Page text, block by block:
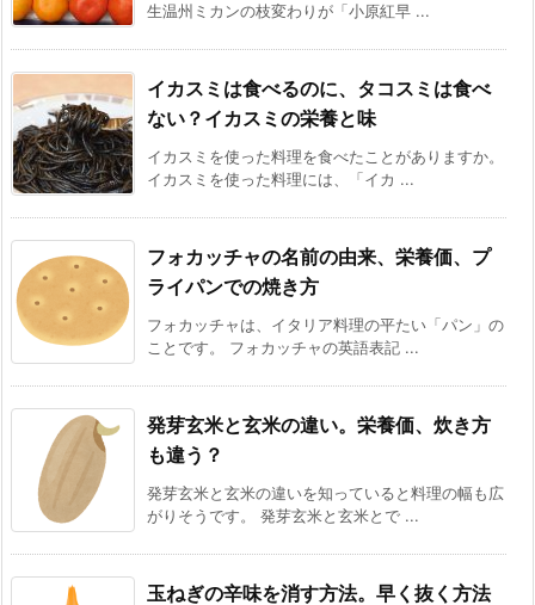
生温州ミカンの枝変わりが「小原紅早 ...
イカスミは食べるのに、タコスミは食べ
ない？イカスミの栄養と味
イカスミを使った料理を食べたことがありますか。
イカスミを使った料理には、「イカ ...
フォカッチャの名前の由来、栄養価、プ
ライパンでの焼き方
フォカッチャは、イタリア料理の平たい「パン」の
ことです。 フォカッチャの英語表記 ...
発芽玄米と玄米の違い。栄養価、炊き方
も違う？
発芽玄米と玄米の違いを知っていると料理の幅も広
がりそうです。 発芽玄米と玄米とで ...
玉ねぎの辛味を消す方法。早く抜く方法